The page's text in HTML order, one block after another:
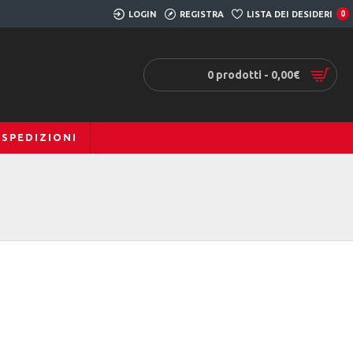
LOGIN REGISTRA LISTA DEI DESIDERI 0
0 prodotti - 0,00€
SPEDIZIONI